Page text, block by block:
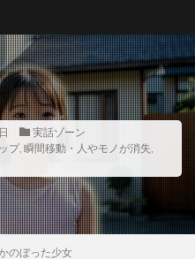
実話ゾーン
プ, 瞬間移動・人やモノが消失,
のぼった少女